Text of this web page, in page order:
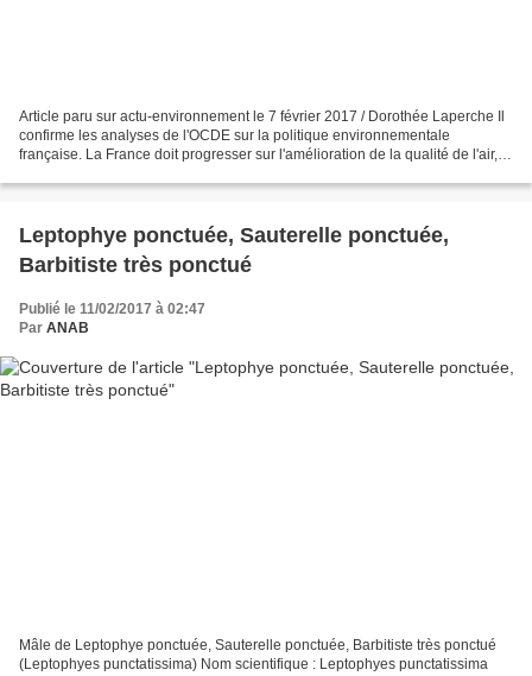
Article paru sur actu-environnement le 7 février 2017 / Dorothée Laperche Il
confirme les analyses de l'OCDE sur la politique environnementale
française. La France doit progresser sur l'amélioration de la qualité de l'air, la
Leptophye ponctuée, Sauterelle ponctuée,
Barbitiste très ponctué
Publié le 11/02/2017 à 02:47
Par ANAB
Mâle de Leptophye ponctuée, Sauterelle ponctuée, Barbitiste très ponctué
(Leptophyes punctatissima) Nom scientifique : Leptophyes punctatissima